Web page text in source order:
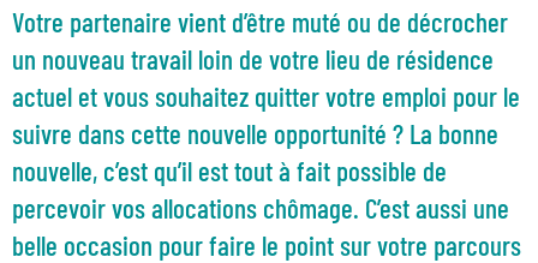
Votre partenaire vient d’être muté ou de décrocher
un nouveau travail loin de votre lieu de résidence
actuel et vous souhaitez quitter votre emploi pour le
suivre dans cette nouvelle opportunité ? La bonne
nouvelle, c’est qu’il est tout à fait possible de
percevoir vos allocations chômage. C’est aussi une
belle occasion pour faire le point sur votre parcours